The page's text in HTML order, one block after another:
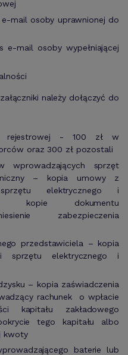
mail osoby uprawnionej do
e-mail osoby wypełniającej
należy dołączyć do
rejestrowej - 100 zł w
oraz 300 zł pozostali
wprowadzających sprzęt
– kopia umowy z
elektrycznego i
kopie dokumentu
zabezpieczenia
przedstawiciela – kopia
sprzętu elektrycznego i
– kopia zaświadczenia
rachunek o wpłacie
kapitału zakładowego
tego kapitału albo
kwoty
baterie lub